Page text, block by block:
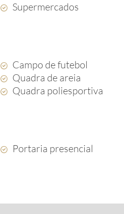
Supermercados
Campo de futebol
Quadra de areia
Quadra poliesportiva
Portaria presencial